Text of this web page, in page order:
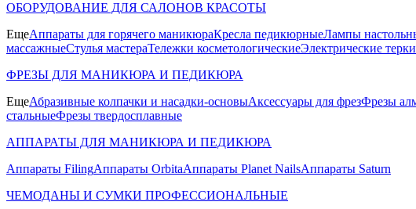
ОБОРУДОВАНИЕ ДЛЯ САЛОНОВ КРАСОТЫ
ЕщеАппараты для горячего маникюраКресла педикюрныеЛампы
массажныеСтулья мастераТележки косметологическиеЭлектрические терки
ФРЕЗЫ ДЛЯ МАНИКЮРА И ПЕДИКЮРА
ЕщеАбразивные колпачки и насадки-основыАксессуары для фрезФрезы
стальныеФрезы твердосплавные
АППАРАТЫ ДЛЯ МАНИКЮРА И ПЕДИКЮРА
Аппараты FilingАппараты OrbitaАппараты Planet NailsАппараты Saturn
ЧЕМОДАНЫ И СУМКИ ПРОФЕССИОНАЛЬНЫЕ